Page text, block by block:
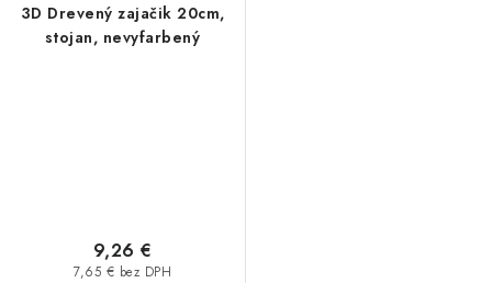
3D Drevený zajačik 20cm,
stojan, nevyfarbený
7,65 € bez DPH
9,26 €